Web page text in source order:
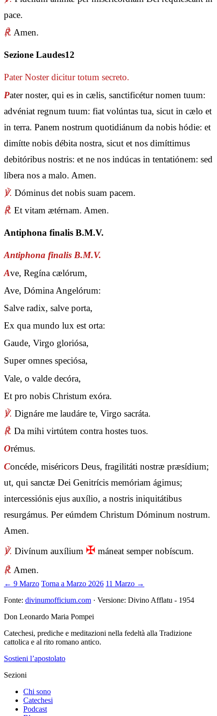
pace.
℟. Amen.
Sezione Laudes12
Pater Nosterdicitur totum secreto.
Pater noster, qui es in cælis, sanctificétur nomen tuum:
advéniat regnum tuum: fiat volúntas tua, sicut in cælo et
in terra. Panem nostrum quotidiánum da nobis hódie: et
dimítte nobis débita nostra, sicut et nos dimíttimus
debitóribus nostris: et ne nos indúcas in tentatiónem: sed
líbera nos a malo. Amen.
℣. Dóminus det nobis suam pacem.
℟. Et vitam ætérnam. Amen.
Antiphona finalis B.M.V.
Antiphona finalis B.M.V.
Ave, Regína cælórum,
Ave, Dómina Angelórum:
Salve radix, salve porta,
Ex qua mundo lux est orta:
Gaude, Virgo gloriósa,
Super omnes speciósa,
Vale, o valde decóra,
Et pro nobis Christum exóra.
℣. Dignáre me laudáre te, Virgo sacráta.
℟. Da mihi virtútem contra hostes tuos.
Orémus.
Concéde, miséricors Deus, fragilitáti nostræ præsídium;
ut, qui sanctæ Dei Genitrícis memóriam ágimus;
intercessiónis ejus auxílio, a nostris iniquitátibus
resurgámus. Per eúmdem Christum Dóminum nostrum.
Amen.
℣. Divínum auxílium ✠ máneat semper nobíscum.
℟. Amen.
← 9 Marzo Torna a Marzo 2026 11 Marzo →
Fonte: divinumofficium.com · Versione: Divino Afflatu - 1954
Don Leonardo Maria Pompei
Catechesi, prediche e meditazioni nella fedeltà alla Tradizione
cattolica e al rito romano antico.
Sostieni l’apostolato
Sezioni
Chi sono
Catechesi
Podcast